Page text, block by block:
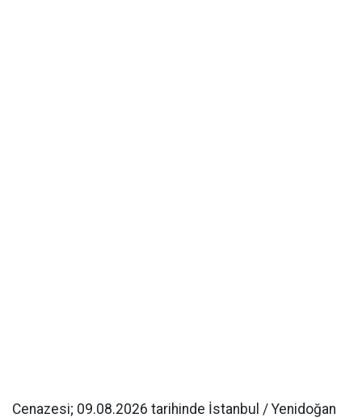
Cenazesi; 09.08.2026 tarihinde İstanbul / Yenidoğan